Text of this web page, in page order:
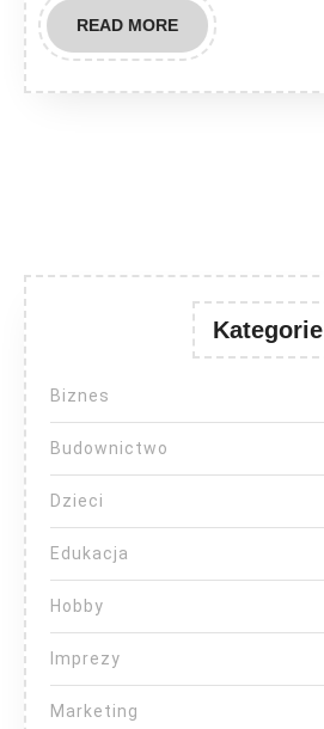
READ MOREREAD
MORE
Kategorie
Biznes
Budownictwo
Dzieci
Edukacja
Hobby
Imprezy
Marketing